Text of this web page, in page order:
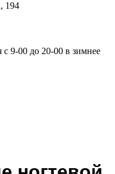
194
с 9-00 до 20-00 в зимнее